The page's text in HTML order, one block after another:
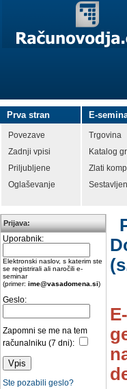
Prva stran
Povezave
Zadnji vpisi
Priljubljene
Oglaševanje
E-
Trgovina
Katalog
Zlati
Prijava:
Uporabnik:
Elektronski naslov, s katerim ste
se registrirali ali naročili e-
seminar
(primer: ime@vasadomena.si)
Geslo:
Zapomni se me na tem
računalniku (7 dni):
Ste pozabili geslo?